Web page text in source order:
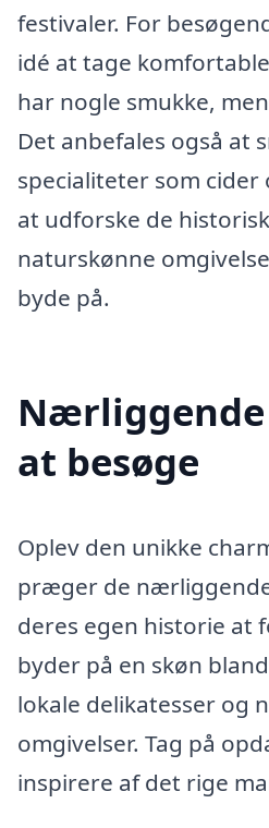
festivaler. For
idé at tage
har nogle smukke,
Det anbefales også at
specialiteter som
at udforske de
naturskønne
byde på.
at besøge
Oplev den unikke
præger de
deres egen historie at
byder på en skøn
lokale delikatesser og
omgivelser. Tag på
inspirere af det rige